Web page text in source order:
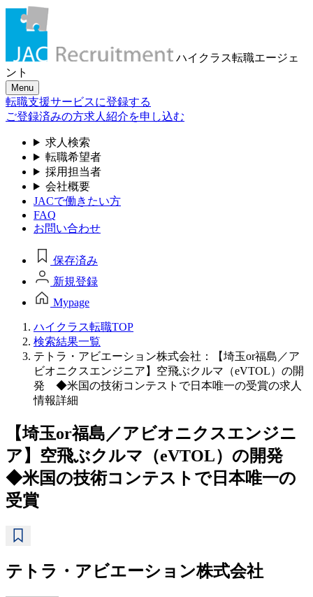
ハイクラス転職エージェ
ント
Menu
転職支援サービスに登録する
ご登録済みの方求人紹介を申し込む
求人検索
転職希望者
採用担当者
会社概要
JACで働きたい方
FAQ
お問い合わせ
保存済み
新規登録
Mypage
ハイクラス転職TOP
検索結果一覧
テトラ・アビエーション株式会社：【埼玉or福島／ア
ビオニクスエンジニア】空飛ぶクルマ（eVTOL）の開
発 ◆米国の技術コンテストで日本唯一の受賞の求人
情報詳細
【埼玉or福島／アビオニクスエンジニ
ア】空飛ぶクルマ（eVTOL）の開発
◆米国の技術コンテストで日本唯一の
受賞
テトラ・アビエーション株式会社